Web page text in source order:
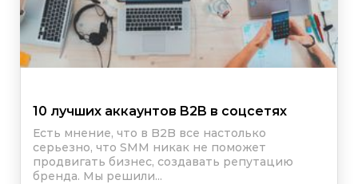
10 лучших аккаунтов B2B в соцсетях
Есть мнение, что в B2B все настолько
серьезно, что SMM никак не поможет
продвигать бизнес, создавать репутацию
бренда. Мы решили...